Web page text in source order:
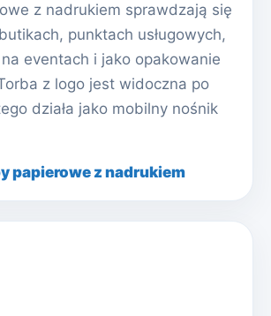
z nadrukiem sprawdzają się
punktach usługowych,
eventach i jako opakowanie
z logo jest widoczna po
działa jako mobilny nośnik
papierowe z nadrukiem